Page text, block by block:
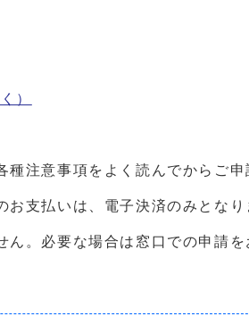
）
注意事項をよく読んでからご申
支払いは、電子決済のみとな
。必要な場合は窓口での申請を